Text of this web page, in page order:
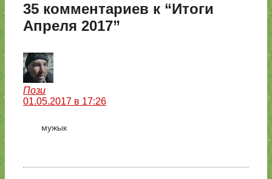
35 комментариев к “Итоги
Апреля 2017”
Пози
01.05.2017 в 17:26
мужык